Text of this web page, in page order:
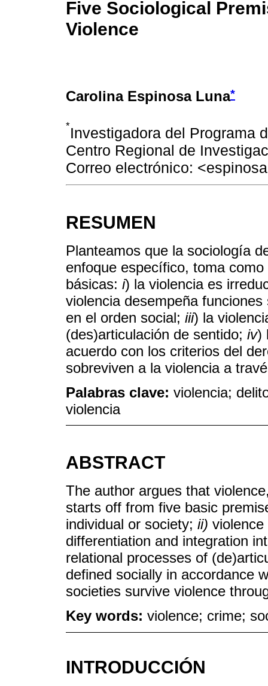
Five Sociological
Violence
Carolina Espinosa Luna*
*Investigadora del Programa
Centro Regional de
Correo electrónico:
RESUMEN
Planteamos que la sociología
enfoque específico, toma
básicas: i) la violencia es
violencia desempeña
en el orden social; iii) la
(des)articulación de sentido; iv)
acuerdo con los criterios del
sobreviven a la violencia a
Palabras clave: violencia;
violencia
ABSTRACT
The author argues that
starts off from five basic
individual or society; ii)
differentiation and integration
relational processes of
defined socially in accordance
societies survive violence
Key words: violence; crime;
INTRODUCCIÓN